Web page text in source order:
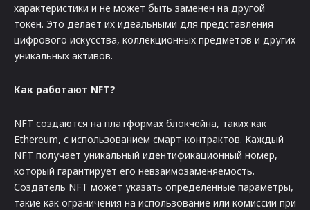
характеристики и не может быть заменен на другой
токен. Это делает их идеальными для представления
цифрового искусства, коллекционных предметов и других
уникальных активов.
Как работают NFT?
NFT создаются на платформах блокчейна, таких как
Ethereum, с использованием смарт-контрактов. Каждый
NFT получает уникальный идентификационный номер,
который гарантирует его невзаимозаменяемость.
Создатель NFT может указать определенные параметры,
такие как ограничения на использование или комиссии при